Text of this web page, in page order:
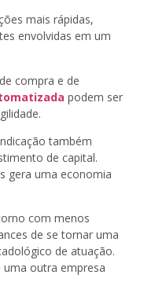
mais rápidas,
envolvidas em um
compra e de
podem ser
também
de capital.
gera uma economia
com menos
de se tornar uma
de atuação.
outra empresa